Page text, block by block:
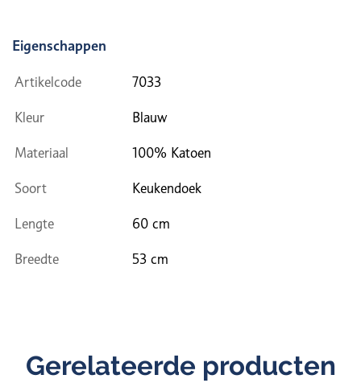
Eigenschappen
Artikelcode 7033
Kleur Blauw
Materiaal 100% Katoen
Soort Keukendoek
Lengte 60 cm
Breedte 53 cm
Gerelateerde producten